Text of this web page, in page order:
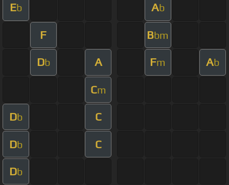
Eb Ab
F Bbm
Db A Fm Ab
Cm
Db C
Db C
Db